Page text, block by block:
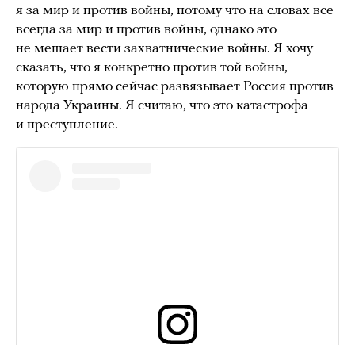
я за мир и против войны, потому что на словах все
всегда за мир и против войны, однако это
не мешает вести захватнические войны. Я хочу
сказать, что я конкретно против той войны,
которую прямо сейчас развязывает Россия против
народа Украины. Я считаю, что это катастрофа
и преступление.